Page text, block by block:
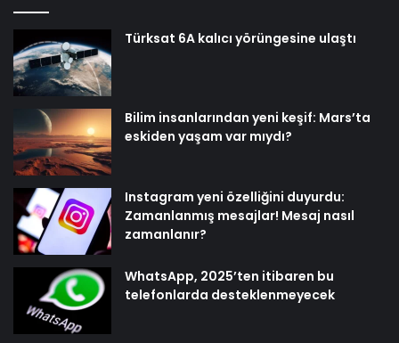
Türksat 6A kalıcı yörüngesine ulaştı
Bilim insanlarından yeni keşif: Mars’ta
eskiden yaşam var mıydı?
Instagram yeni özelliğini duyurdu:
Zamanlanmış mesajlar! Mesaj nasıl
zamanlanır?
WhatsApp, 2025’ten itibaren bu
telefonlarda desteklenmeyecek